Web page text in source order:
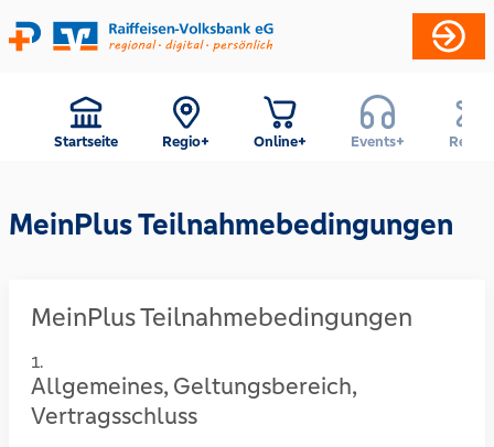
Startseite Regio+ Online+ Events+ Reise+
MeinPlus Teilnahmebedingungen
MeinPlus Teilnahmebedingungen
Allgemeines, Geltungsbereich,
Vertragsschluss